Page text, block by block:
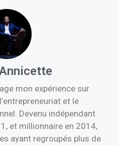
mon expérience sur
et le
Devenu indépendant
et millionnaire en 2014,
ayant regroupés plus de